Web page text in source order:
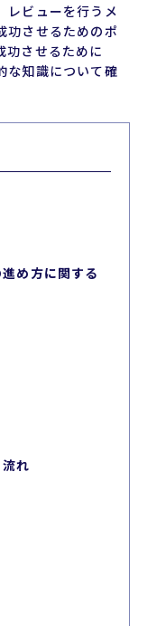
レビューを行うメ
功させるためのポ
功させるために
な知識について確
め方に関する
れ